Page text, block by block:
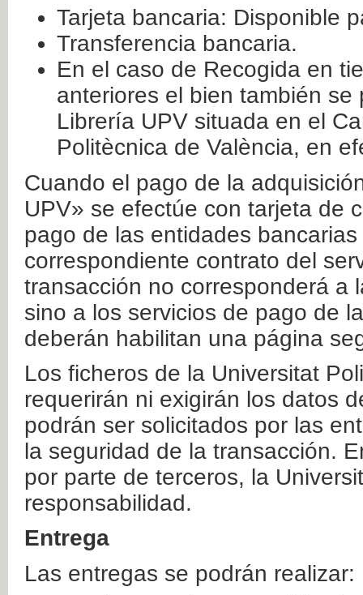
Tarjeta bancaria: Disponible
Transferencia bancaria.
En el caso de Recogida en
anteriores el bien también
Librería UPV situada en el
Politècnica de València, en
Cuando el pago de la
UPV» se efectúe con tarjeta de
pago de las entidades
correspondiente contrato del
transacción no corresponderá a
sino a los servicios de pago de
deberán habilitan una página
Los ficheros de la Universitat
requerirán ni exigirán los datos
podrán ser solicitados por las
la seguridad de la transacción.
por parte de terceros, la
responsabilidad.
Entrega
Las entregas se podrán realizar: